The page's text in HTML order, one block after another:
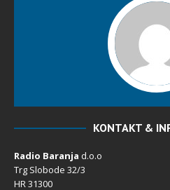
KONTAKT &
Radio Baranja d.o.o
Trg Slobode 32/3
HR 31300